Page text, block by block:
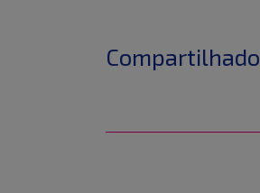
Compartilhado